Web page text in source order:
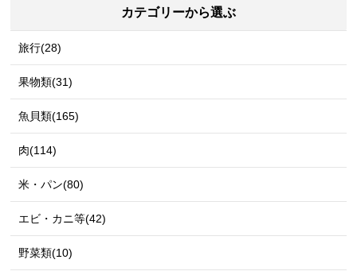
カテゴリーから選ぶ
旅行(28)
果物類(31)
魚貝類(165)
肉(114)
米・パン(80)
エビ・カニ等(42)
野菜類(10)